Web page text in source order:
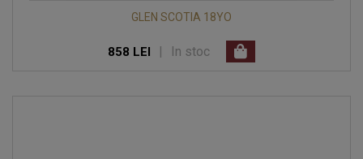
GLEN SCOTIA 18YO
858 LEI In stoc